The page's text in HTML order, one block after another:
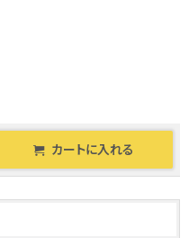
カートに入れる